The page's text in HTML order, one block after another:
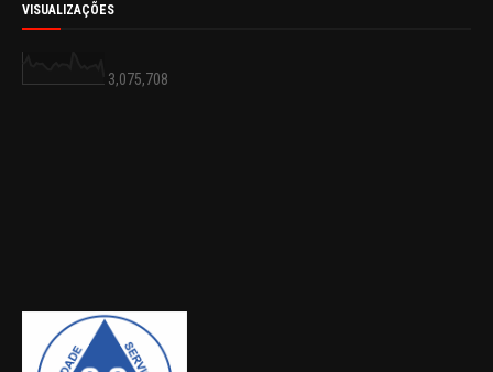
VISUALIZAÇÕES
3,075,708